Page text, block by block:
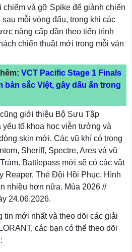
chiếm và gỡ Spike để giành chiến
mỗi vòng đấu, trong khi các
nâng cấp dần theo tiến trình
chiến thuật mới trong mỗi ván
VCT Pacific Stage 1 Finals
sắc Việt, gây dấu ấn trong
giới thiệu Bộ Sưu Tập
tố khoa học viễn tưởng và
skin mới. Các vũ khí có trong
Sheriff, Spectre, Ares và vũ
Battlepass mới sẽ có các vật
Reaper, Thẻ Đội Hồi Phục, Hình
nhiều hơn nữa. Mùa 2026 //
24.06.2026.
tin mới nhất và theo dõi các giải
các bạn có thể theo dõi